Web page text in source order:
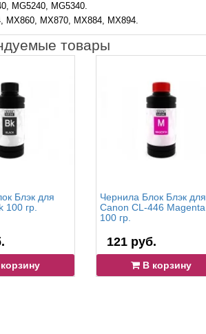
MG5240, MG5340.
MX860, MX870, MX884, MX894.
товары
Блэк для
100 гр.
Чернила Блок Блэк для
Canon CL-446 Magenta
100 гр.
121 руб.
В корзину